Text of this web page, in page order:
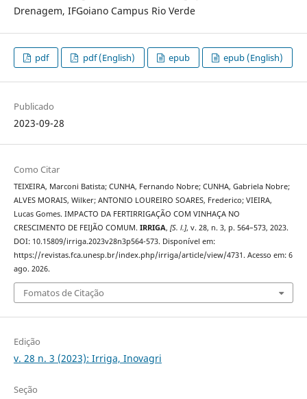
Drenagem, IFGoiano Campus Rio Verde
pdf pdf (English) epub epub (English)
Publicado
2023-09-28
Como Citar
TEIXEIRA, Marconi Batista; CUNHA, Fernando Nobre; CUNHA, Gabriela Nobre;
ALVES MORAIS, Wilker; ANTONIO LOUREIRO SOARES, Frederico; VIEIRA,
Lucas Gomes. IMPACTO DA FERTIRRIGAÇÃO COM VINHAÇA NO
CRESCIMENTO DE FEIJÃO COMUM. IRRIGA, [S. l.], v. 28, n. 3, p. 564–573, 2023.
DOI: 10.15809/irriga.2023v28n3p564-573. Disponível em:
https://revistas.fca.unesp.br/index.php/irriga/article/view/4731. Acesso em: 6
ago. 2026.
Fomatos de Citação
Edição
v. 28 n. 3 (2023): Irriga, Inovagri
Seção